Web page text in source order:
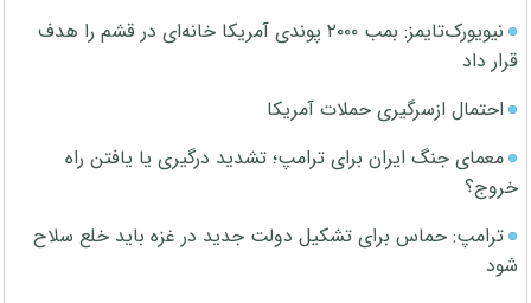
نیویورک‌تایمز: بمب ۲۰۰۰ پوندی آمریکا خانه‌ای در قشم را هدف
قرار داد
احتمال ازسرگیری حملات آمریکا
معمای جنگ ایران برای ترامپ؛ تشدید درگیری یا یافتن راه
خروج؟
ترامپ: حماس برای تشکیل دولت جدید در غزه باید خلع سلاح
شود